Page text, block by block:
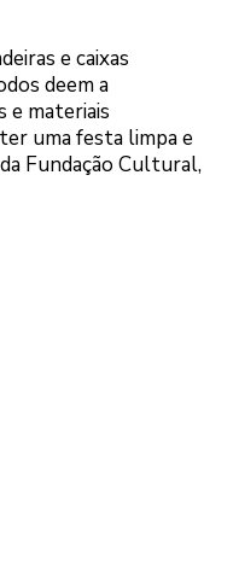
e caixas
deem a
e materiais
uma festa limpa e
Fundação Cultural,